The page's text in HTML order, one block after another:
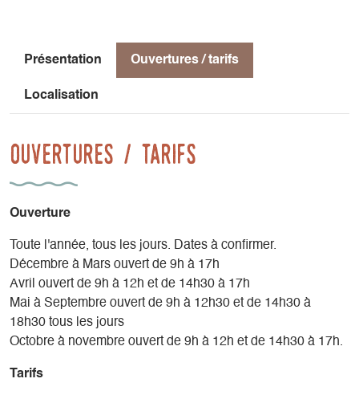
Présentation Ouvertures / tarifs
Localisation
Ouvertures / tarifs
Ouverture
Toute l'année, tous les jours. Dates à confirmer.
Décembre à Mars ouvert de 9h à 17h
Avril ouvert de 9h à 12h et de 14h30 à 17h
Mai à Septembre ouvert de 9h à 12h30 et de 14h30 à
18h30 tous les jours
Octobre à novembre ouvert de 9h à 12h et de 14h30 à 17h.
Tarifs